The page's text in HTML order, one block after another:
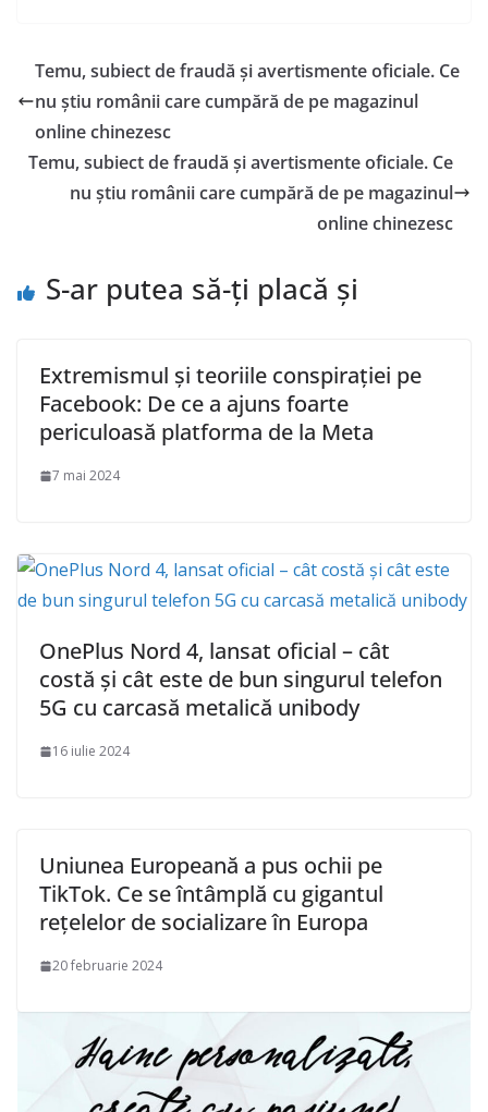
Temu, subiect de fraudă și avertismente oficiale. Ce
nu știu românii care cumpără de pe magazinul
online chinezesc
Temu, subiect de fraudă și avertismente oficiale. Ce
nu știu românii care cumpără de pe magazinul
online chinezesc
S-ar putea să-ți placă și
Extremismul și teoriile conspirației pe
Facebook: De ce a ajuns foarte
periculoasă platforma de la Meta
7 mai 2024
OnePlus Nord 4, lansat oficial – cât
costă și cât este de bun singurul telefon
5G cu carcasă metalică unibody
16 iulie 2024
Uniunea Europeană a pus ochii pe
TikTok. Ce se întâmplă cu gigantul
rețelelor de socializare în Europa
20 februarie 2024